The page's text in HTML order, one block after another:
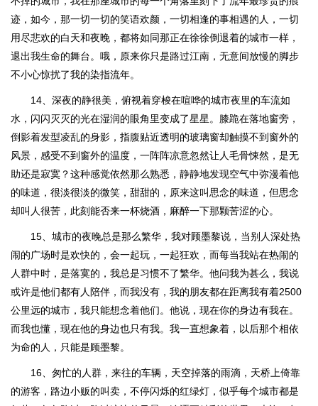
迹，如今，那一切一切的笑语欢颜，一切相逢的事相遇的人，一切
用尽悲欢的白天和夜晚，都将如同那正在徐徐倒退着的城市一样，
退出我生命的舞台。哦，原来你只是路过江南，无意间放慢的脚步
不小心惊扰了我的染指流年。
14、深夜的静很美，俯视着穿梭在喧哗的城市夜里的车流如
水，闪闪灭灭的光在湿润的眼角里变成了星星。膝跪在落地窗旁，
倒影着发型凌乱的身影，指腹贴近透明的玻璃窗却触摸不到窗外的
风景，感受不到窗外的温度，一阵阵凉意忽然让人毛骨悚然，是无
助还是寂寞？这种感觉依然那么熟悉，静静地发现空气中弥漫着他
的味道，很淡很淡的微笑，甜甜的，原来这叫思念的味道，但思念
却叫人很苦，此刻能否来一杯烧酒，麻醉一下那颗苦涩的心。
15、城市的夜晚总是那么繁华，我对顾墨黎说，当别人深处热
闹的广场时是欢快的，会一起玩，一起狂欢，而每当我站在热闹的
人群中时，是落寞的，我总是习惯不了繁华。他问我为甚么，我说
或许是他们都有人陪伴，而我没有，我的朋友都在距离我有着2500
公里远的城市，我只能想念着他们。他说，现在你的身边有我在。
而我也懂，现在他的身边也只有我。我一直想象着，以后那个相依
为命的人，只能是顾墨黎。
16、匆忙的人群，来往的车辆，天空掉落的雨滴，天桥上倚靠
的游客，路边小贩的叫卖，不停闪烁的红绿灯，似乎每个城市都是